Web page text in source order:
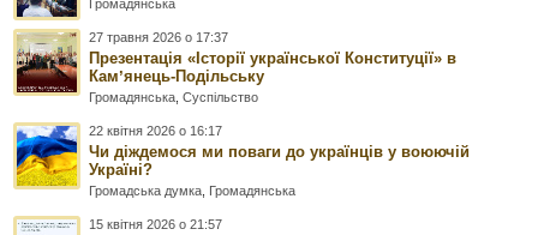
Громадянська
27 травня 2026 о 17:37
Презентація «Історії української Конституції» в
Камʼянець-Подільську
Громадянська ,Суспільство
22 квітня 2026 о 16:17
Чи діждемося ми поваги до українців у воюючій
Україні?
Громадська думка Громадянська
15 квітня 2026 о 21:57